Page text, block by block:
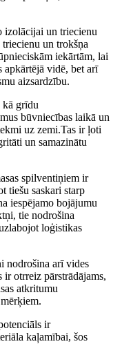
izolācijai un triecienu
un trokšņa
iekārtām, lai
apkārtējā vidē, bet arī
aizsardzību.
kā grīdu
būvniecības laikā un
uz zemi.Tas ir ļoti
un samazinātu
spilventiņiem ir
tiešu saskari starp
iespējamo bojājumu
tie nodrošina
loģistikas
nodrošina arī vides
otrreiz pārstrādājams,
atkritumu
ir
kaļamībai, šos